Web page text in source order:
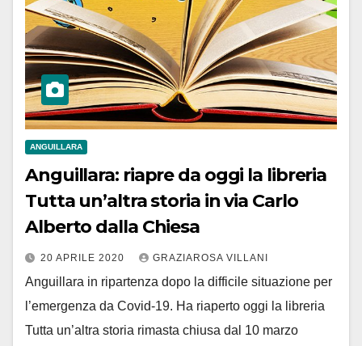
ANGUILLARA
Anguillara: riapre da oggi la libreria
Tutta un’altra storia in via Carlo
Alberto dalla Chiesa
20 APRILE 2020 GRAZIAROSA VILLANI
Anguillara in ripartenza dopo la difficile situazione per
l’emergenza da Covid-19. Ha riaperto oggi la libreria
Tutta un’altra storia rimasta chiusa dal 10 marzo